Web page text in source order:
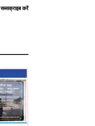
सब्सक्राइब करें